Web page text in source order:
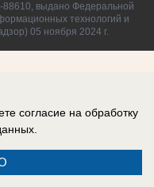
выдано Федеральной
технологий и
05 ноября 2024 г.
согласие на обработку